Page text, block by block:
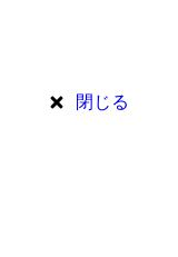
閉じる